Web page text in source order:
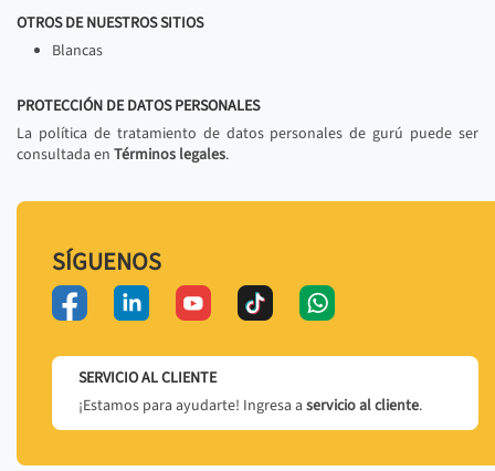
OTROS DE NUESTROS SITIOS
Blancas
PROTECCIÓN DE DATOS PERSONALES
La política de tratamiento de datos personales de gurú puede ser
consultada en Términos legales.
SÍGUENOS
SERVICIO AL CLIENTE
¡Estamos para ayudarte! Ingresa a servicio al cliente.